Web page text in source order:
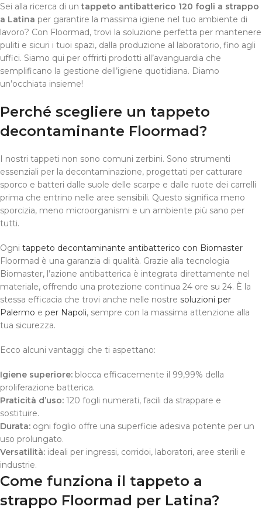
Sei alla ricerca di untappeto antibatterico 120 fogli a strappo
a Latina per garantire la massima igiene nel tuo ambiente di
lavoro? Con Floormad, trovi la soluzione perfetta per mantenere
puliti e sicuri i tuoi spazi, dalla produzione al laboratorio, fino agli
uffici. Siamo qui per offrirti prodotti all’avanguardia che
semplificano la gestione dell’igiene quotidiana. Diamo
un’occhiata insieme!
Perché scegliere un tappeto
decontaminante Floormad?
I nostri tappeti non sono comuni zerbini. Sono strumenti
essenziali per la decontaminazione, progettati per catturare
sporco e batteri dalle suole delle scarpe e dalle ruote dei carrelli
prima che entrino nelle aree sensibili. Questo significa meno
sporcizia, meno microorganismi e un ambiente più sano per
tutti.
Ogni tappeto decontaminante antibatterico con Biomaster
Floormad è una garanzia di qualità. Grazie alla tecnologia
Biomaster, l’azione antibatterica è integrata direttamente nel
materiale, offrendo una protezione continua 24 ore su 24. È la
stessa efficacia che trovi anche nelle nostre soluzioni per
Palermo e per Napoli, sempre con la massima attenzione alla
tua sicurezza.
Ecco alcuni vantaggi che ti aspettano:
Igiene superiore: blocca efficacemente il 99,99% della
proliferazione batterica.
Praticità d’uso: 120 fogli numerati, facili da strappare e
sostituire.
Durata: ogni foglio offre una superficie adesiva potente per un
uso prolungato.
Versatilità: ideali per ingressi, corridoi, laboratori, aree sterili e
industrie.
Come funziona il tappeto a
strappo Floormad per Latina?